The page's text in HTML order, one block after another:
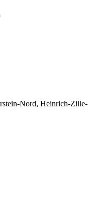
Nord, Heinrich-Zille-